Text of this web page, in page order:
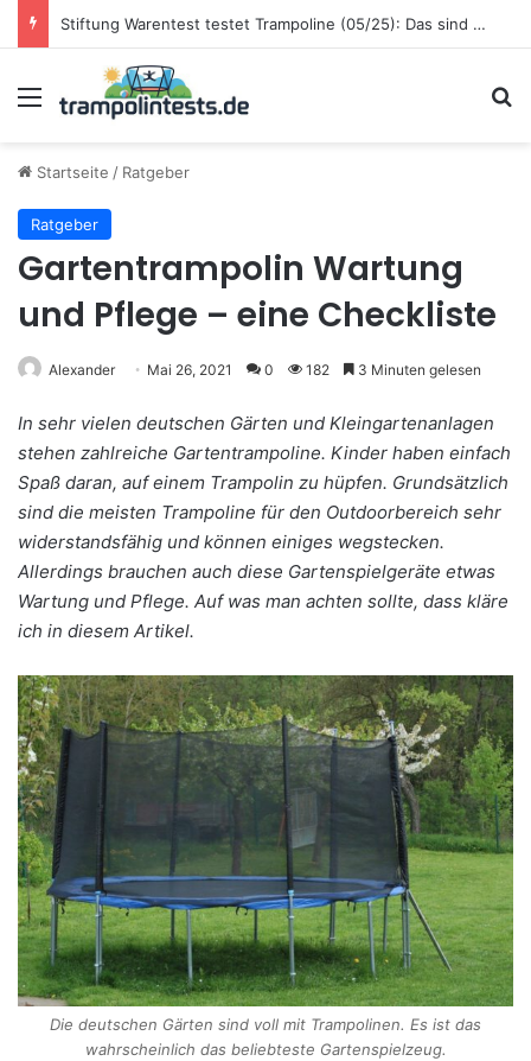
Stiftung Warentest testet Trampoline (05/25): Das sind die besten Trampoline für die neue Gartensaison
Menü
Startseite / Ratgeber
Ratgeber
Gartentrampolin Wartung
und Pflege – eine Checkliste
Alexander Mai 26, 2021 0 182 3 Minuten gelesen
In sehr vielen deutschen Gärten und Kleingartenanlagen
stehen zahlreiche Gartentrampoline. Kinder haben einfach
Spaß daran, auf einem Trampolin zu hüpfen. Grundsätzlich
sind die meisten Trampoline für den Outdoorbereich sehr
widerstandsfähig und können einiges wegstecken.
Allerdings brauchen auch diese Gartenspielgeräte etwas
Wartung und Pflege. Auf was man achten sollte, dass kläre
ich in diesem Artikel.
Die deutschen Gärten sind voll mit Trampolinen. Es ist das
wahrscheinlich das beliebteste Gartenspielzeug.